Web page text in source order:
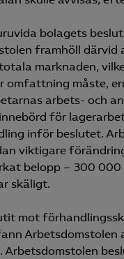
bolagets
framhöll
marknaden,
omfattning måste,
arbets- och
för
inför beslutet.
viktigare
belopp – 300
skäligt.
mot